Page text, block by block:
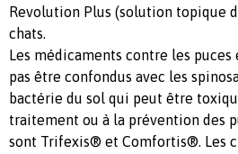
Revolution Plus (solution topique
chats.
Les médicaments contre les
pas être confondus avec les
bactérie du sol qui peut être
traitement ou à la prévention des
sont Trifexis® et Comfortis®. Les